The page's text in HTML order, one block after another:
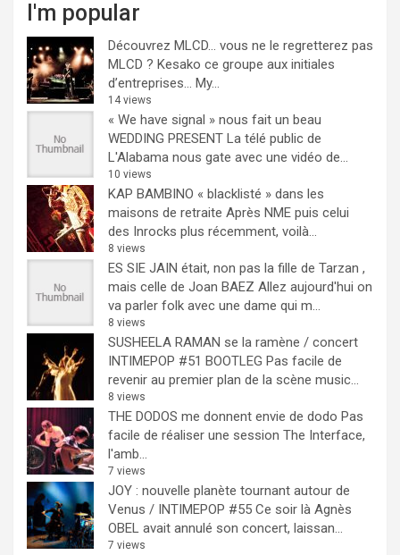
I'm popular
Découvrez MLCD… vous ne le regretterez pas
MLCD ? Kesako ce groupe aux initiales
d’entreprises… My...
14 views
« We have signal » nous fait un beau
WEDDING PRESENT La télé public de
L'Alabama nous gate avec une vidéo de...
10 views
KAP BAMBINO « blacklisté » dans les
maisons de retraite Après NME puis celui
des Inrocks plus récemment, voilà...
8 views
ES SIE JAIN était, non pas la fille de Tarzan ,
mais celle de Joan BAEZ Allez aujourd'hui on
va parler folk avec une dame qui m...
8 views
SUSHEELA RAMAN se la ramène / concert
INTIMEPOP #51 BOOTLEG Pas facile de
revenir au premier plan de la scène music...
8 views
THE DODOS me donnent envie de dodo Pas
facile de réaliser une session The Interface,
l'amb...
7 views
JOY : nouvelle planète tournant autour de
Venus / INTIMEPOP #55 Ce soir là Agnès
OBEL avait annulé son concert, laissan...
7 views